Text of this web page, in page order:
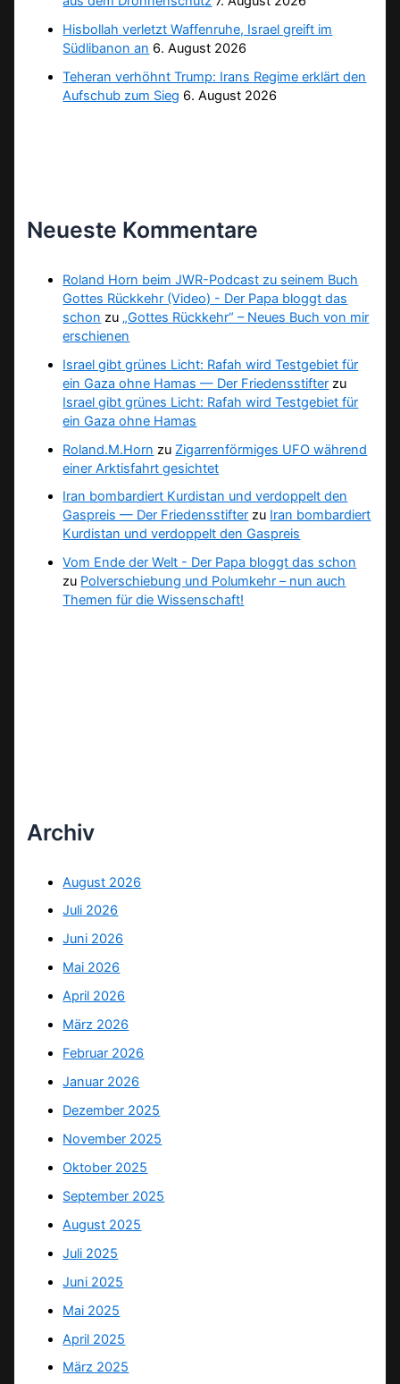
Hisbollah verletzt Waffenruhe, Israel greift im
Südlibanon an 6. August 2026
Teheran verhöhnt Trump: Irans Regime erklärt den
Aufschub zum Sieg 6. August 2026
Neueste Kommentare
Roland Horn beim JWR-Podcast zu seinem Buch
Gottes Rückkehr (Video) - Der Papa bloggt das
schon zu „Gottes Rückkehr“ – Neues Buch von mir
erschienen
Israel gibt grünes Licht: Rafah wird Testgebiet für
ein Gaza ohne Hamas — Der Friedensstifter zu
Israel gibt grünes Licht: Rafah wird Testgebiet für
ein Gaza ohne Hamas
Roland.M.Horn zu Zigarrenförmiges UFO während
einer Arktisfahrt gesichtet
Iran bombardiert Kurdistan und verdoppelt den
Gaspreis — Der Friedensstifter zu Iran bombardiert
Kurdistan und verdoppelt den Gaspreis
Vom Ende der Welt - Der Papa bloggt das schon
zu Polverschiebung und Polumkehr – nun auch
Themen für die Wissenschaft!
Archiv
August 2026
Juli 2026
Juni 2026
Mai 2026
April 2026
März 2026
Februar 2026
Januar 2026
Dezember 2025
November 2025
Oktober 2025
September 2025
August 2025
Juli 2025
Juni 2025
Mai 2025
April 2025
März 2025